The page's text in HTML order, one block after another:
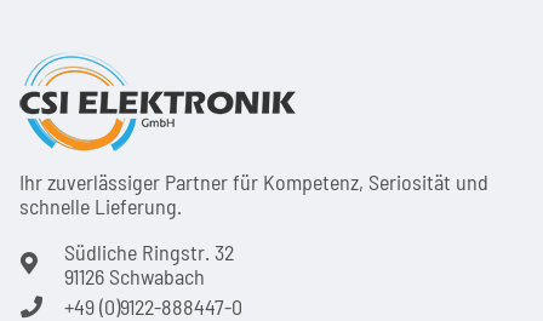
Ihr zuver­läs­siger Partner für Kom­pe­tenz, Seri­osi­tät und
schnel­le Lie­ferung.
Südliche Ringstr. 32
91126 Schwabach
+49 (0)9122-888447-0